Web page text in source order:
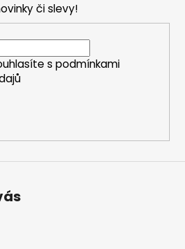
či slevy!
s podmínkami